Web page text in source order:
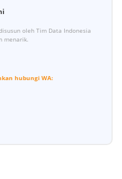
oleh Tim Data Indonesia
menarik.
hubungi WA: